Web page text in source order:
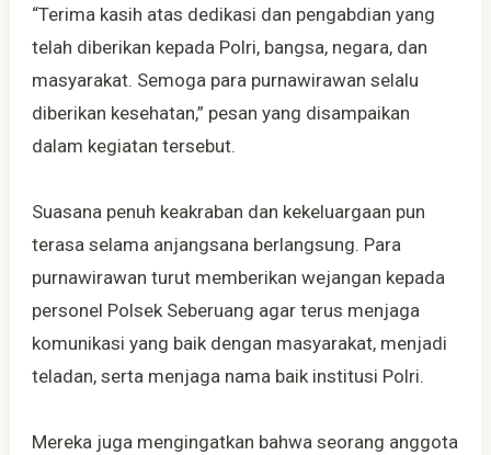
“Terima kasih atas dedikasi dan pengabdian yang
telah diberikan kepada Polri, bangsa, negara, dan
masyarakat. Semoga para purnawirawan selalu
diberikan kesehatan,” pesan yang disampaikan
dalam kegiatan tersebut.
Suasana penuh keakraban dan kekeluargaan pun
terasa selama anjangsana berlangsung. Para
purnawirawan turut memberikan wejangan kepada
personel Polsek Seberuang agar terus menjaga
komunikasi yang baik dengan masyarakat, menjadi
teladan, serta menjaga nama baik institusi Polri.
Mereka juga mengingatkan bahwa seorang anggota